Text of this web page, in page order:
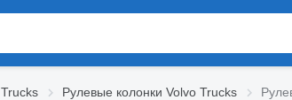
Рулевые колонки Volvo Trucks